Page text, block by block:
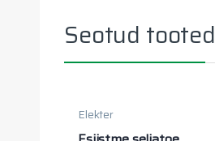
Seotud tooted
Elekter